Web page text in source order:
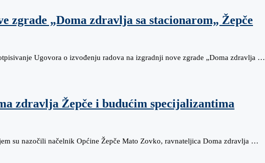
zgrade „Doma zdravlja sa stacionarom„ Žepče
Ugovora o izvođenju radova na izgradnji nove zgrade „Doma zdravlja …
zdravlja Žepče i budućim specijalizantima
su nazočili načelnik Općine Žepče Mato Zovko, ravnateljica Doma zdravlja …